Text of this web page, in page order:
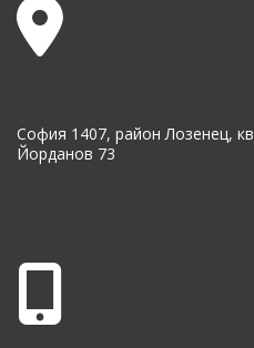
София 1407, район Лозенец,
Йорданов 73